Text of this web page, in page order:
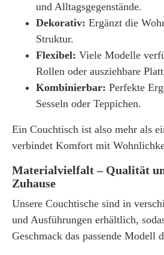
und Alltagsgegenstände.
Dekorativ: Ergänzt die
Struktur.
Flexibel: Viele Modelle
Rollen oder ausziehbare
Kombinierbar: Perfekte
Sesseln oder Teppichen.
Ein Couchtisch ist also mehr als
verbindet Komfort mit
Materialvielfalt – Qualität
Zuhause
Unsere Couchtische sind in
und Ausführungen erhältlich,
Geschmack das passende Modell